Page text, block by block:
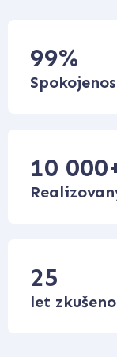
99%
10 000
25
let